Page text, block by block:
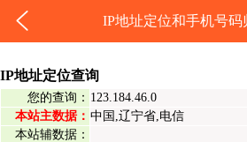
IP地址定位和手机号码
IP地址定位查询
您的查询： 123.184.46.0
本站主数据： 中国,辽宁省,电信
本站辅数据：